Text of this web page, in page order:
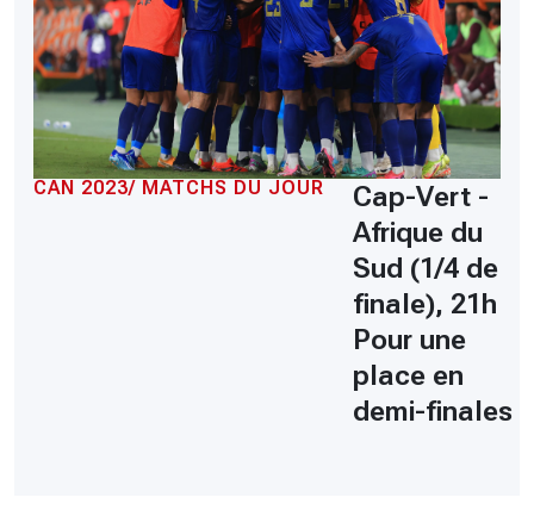
CAN 2023/ MATCHS DU JOUR
Cap-Vert -
Afrique du
Sud (1/4 de
finale), 21h
Pour une
place en
demi-finales